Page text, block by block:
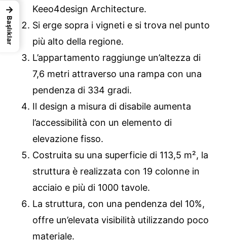
Keeo4design Architecture.
Si erge sopra i vigneti e si trova nel punto
più alto della regione.
L’appartamento raggiunge un’altezza di
7,6 metri attraverso una rampa con una
pendenza di 334 gradi.
Il design a misura di disabile aumenta
l’accessibilità con un elemento di
elevazione fisso.
Costruita su una superficie di 113,5 m², la
struttura è realizzata con 19 colonne in
acciaio e più di 1000 tavole.
La struttura, con una pendenza del 10%,
offre un’elevata visibilità utilizzando poco
materiale.
→
Başlıklar